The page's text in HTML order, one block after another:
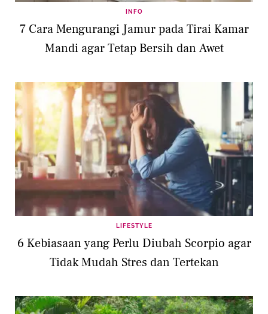
INFO
7 Cara Mengurangi Jamur pada Tirai Kamar
Mandi agar Tetap Bersih dan Awet
LIFESTYLE
6 Kebiasaan yang Perlu Diubah Scorpio agar
Tidak Mudah Stres dan Tertekan